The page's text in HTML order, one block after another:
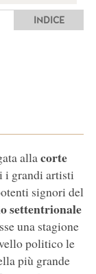
INDICE
allacorte
i grandi artisti
signori del
settentrionale
una stagione
politico le
più grande